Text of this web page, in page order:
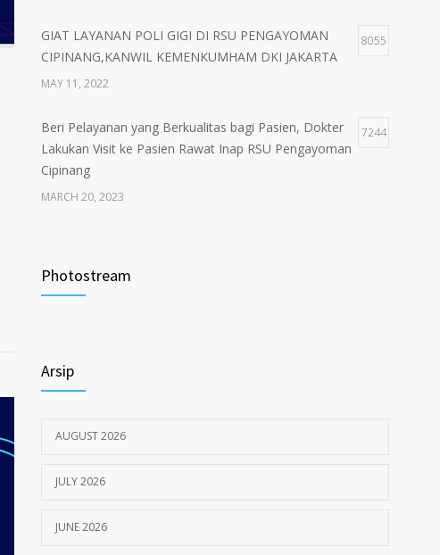
GIAT LAYANAN POLI GIGI DI RSU PENGAYOMAN
CIPINANG,KANWIL KEMENKUMHAM DKI JAKARTA
8055
MAY 11, 2022
Beri Pelayanan yang Berkualitas bagi Pasien, Dokter
Lakukan Visit ke Pasien Rawat Inap RSU Pengayoman
Cipinang
7244
MARCH 20, 2023
JULY 18, 2024
Photostream
Arsip
AUGUST 2026
JULY 2026
JUNE 2026